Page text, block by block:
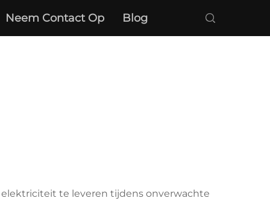
Neem Contact Op Blog
te leveren tijdens onverwachte